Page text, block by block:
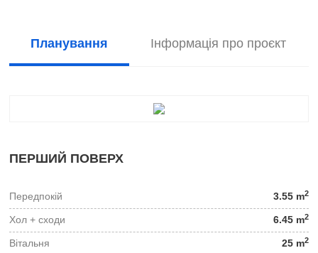
Планування Інформація про проєкт
ПЕРШИЙ ПОВЕРХ
Передпокій 3.55 m2
Хол + сходи 6.45 m2
Вітальня 25 m2